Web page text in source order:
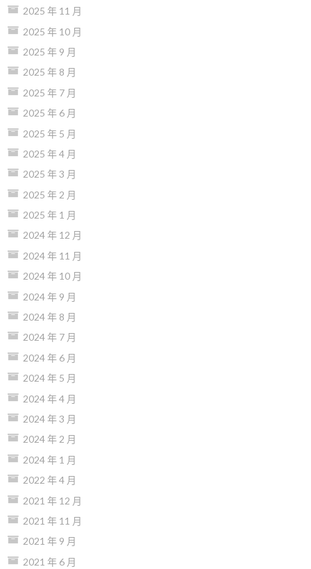
2025 年 11 月
2025 年 10 月
2025 年 9 月
2025 年 8 月
2025 年 7 月
2025 年 6 月
2025 年 5 月
2025 年 4 月
2025 年 3 月
2025 年 2 月
2025 年 1 月
2024 年 12 月
2024 年 11 月
2024 年 10 月
2024 年 9 月
2024 年 8 月
2024 年 7 月
2024 年 6 月
2024 年 5 月
2024 年 4 月
2024 年 3 月
2024 年 2 月
2024 年 1 月
2022 年 4 月
2021 年 12 月
2021 年 11 月
2021 年 9 月
2021 年 6 月